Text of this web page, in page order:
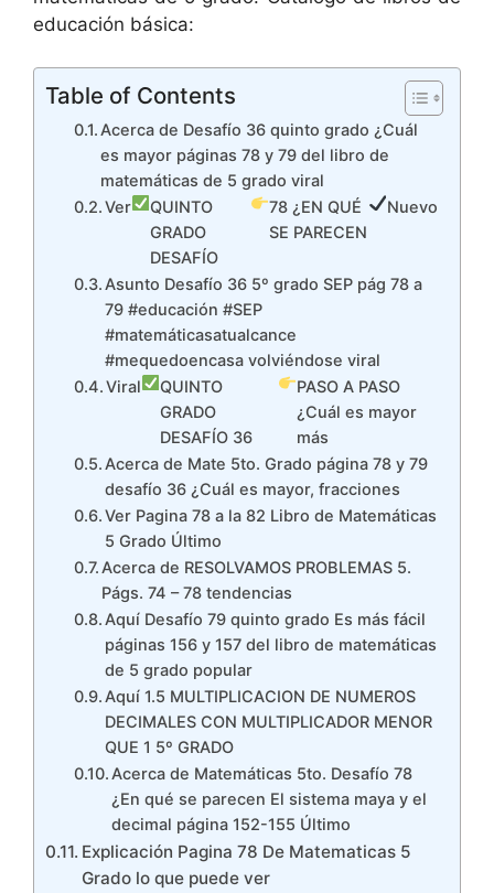
educación básica:
Table of Contents
Acerca de Desafío 36 quinto grado ¿Cuál
es mayor páginas 78 y 79 del libro de
matemáticas de 5 grado viral
Ver
QUINTO
GRADO
DESAFÍO
78 ¿EN QUÉ
SE PARECEN
Nuevo
Asunto Desafío 36 5º grado SEP pág 78 a
79 #educación #SEP
#matemáticasatualcance
#mequedoencasa volviéndose viral
Viral
QUINTO
GRADO
DESAFÍO 36
PASO A PASO
¿Cuál es mayor
más
Acerca de Mate 5to. Grado página 78 y 79
desafío 36 ¿Cuál es mayor, fracciones
Ver Pagina 78 a la 82 Libro de Matemáticas
5 Grado Último
Acerca de RESOLVAMOS PROBLEMAS 5.
Págs. 74 – 78 tendencias
Aquí Desafío 79 quinto grado Es más fácil
páginas 156 y 157 del libro de matemáticas
de 5 grado popular
Aquí 1.5 MULTIPLICACION DE NUMEROS
DECIMALES CON MULTIPLICADOR MENOR
QUE 1 5º GRADO
Acerca de Matemáticas 5to. Desafío 78
¿En qué se parecen El sistema maya y el
decimal página 152-155 Último
Explicación Pagina 78 De Matematicas 5
Grado lo que puede ver